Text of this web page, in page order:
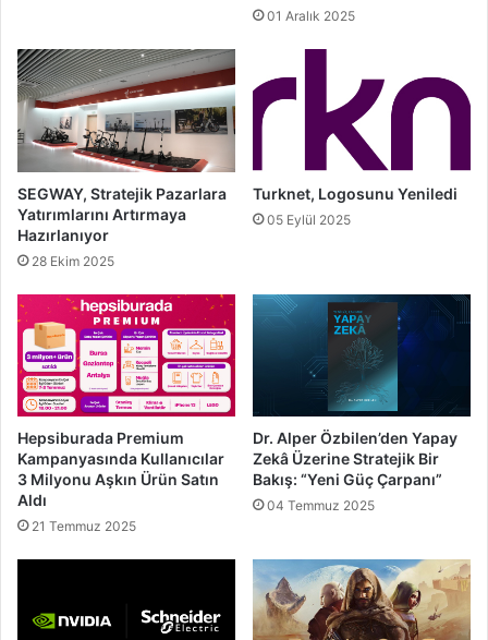
01 Aralık 2025
SEGWAY, Stratejik Pazarlara
Yatırımlarını Artırmaya
Hazırlanıyor
28 Ekim 2025
Turknet, Logosunu Yeniledi
05 Eylül 2025
Hepsiburada Premium
Kampanyasında Kullanıcılar
3 Milyonu Aşkın Ürün Satın
Aldı
21 Temmuz 2025
Dr. Alper Özbilen’den Yapay
Zekâ Üzerine Stratejik Bir
Bakış: “Yeni Güç Çarpanı”
04 Temmuz 2025